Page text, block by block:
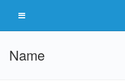
Name